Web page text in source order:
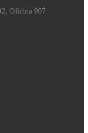
Oficina 907